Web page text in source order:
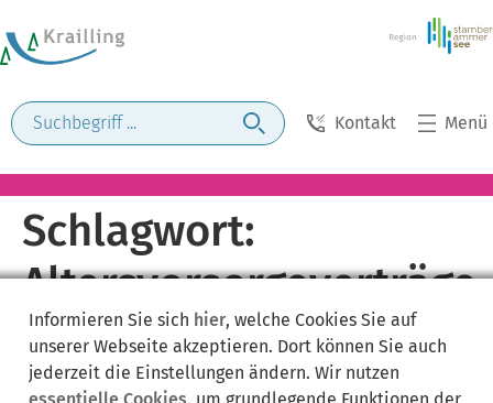
Kontakt Menü
Schlagwort:
Altersvorsorgeverträge
Informieren Sie sich hier, welche Cookies Sie auf
unserer Webseite akzeptieren. Dort können Sie auch
jederzeit die Einstellungen ändern. Wir nutzen
essentielle Cookies, um grundlegende Funktionen der